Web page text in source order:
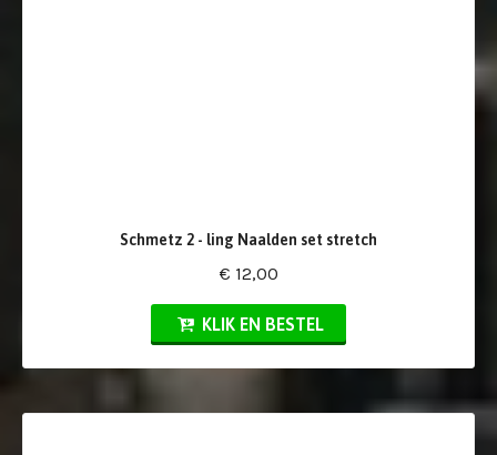
Schmetz 2 - ling Naalden set stretch
€ 12,00
KLIK EN BESTEL